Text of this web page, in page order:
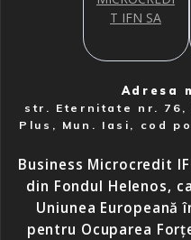
Adresa
str. Eternitate nr. 76,
Plus, Mun. Iasi, cod
Business Microcredit
din Fondul Helenos,
Uniunea Europeană
pentru Ocuparea